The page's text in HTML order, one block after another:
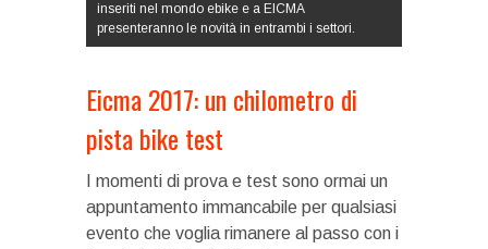
inseriti nel mondo ebike e a EICMA
presenteranno le novità in entrambi i settori.
Eicma 2017: un chilometro di
pista bike test
I momenti di prova e test sono ormai un
appuntamento immancabile per qualsiasi
evento che voglia rimanere al passo con i